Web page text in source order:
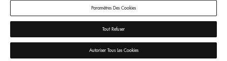
Paramètres Des Cookies
Tout Refuser
Autoriser Tous Les Cookies